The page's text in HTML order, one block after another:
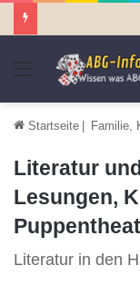
Menü
Startseite | Familie,
Literatur
Lesungen,
Literatur in den